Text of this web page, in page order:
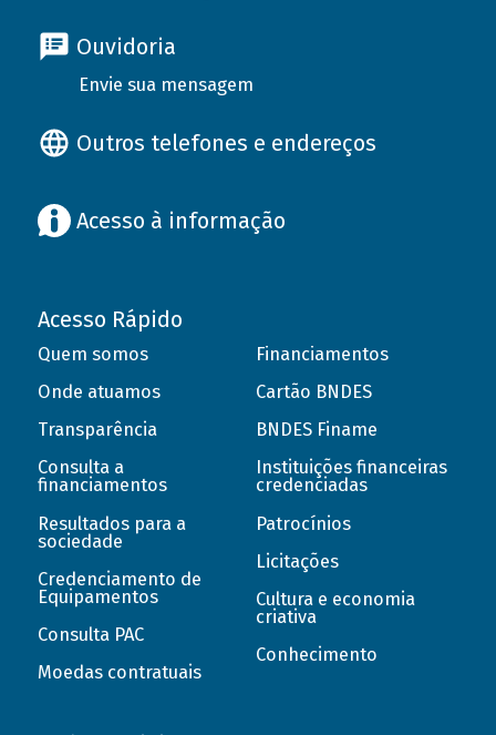
Ouvidoria
Envie sua mensagem
Outros telefones e endereços
Acesso à informação
Acesso Rápido
Quem somos
Onde atuamos
Transparência
Consulta a
financiamentos
Resultados para a
sociedade
Credenciamento de
Equipamentos
Consulta PAC
Moedas contratuais
Financiamentos
Cartão BNDES
BNDES Finame
Instituições financeiras
credenciadas
Patrocínios
Licitações
Cultura e economia
criativa
Conhecimento